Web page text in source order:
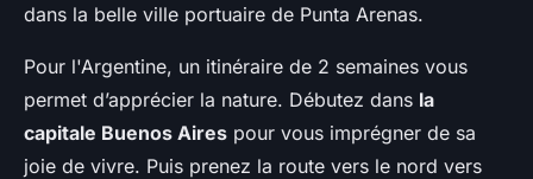
dans la belle ville portuaire de Punta Arenas.
Pour l'Argentine, un itinéraire de 2 semaines vous
permet d’apprécier la nature. Débutez dans la
capitale Buenos Aires pour vous imprégner de sa
joie de vivre. Puis prenez la route vers le nord vers